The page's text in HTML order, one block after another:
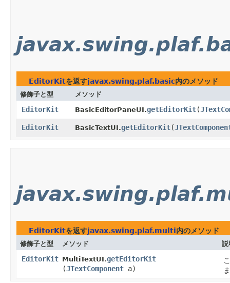
EditorKitを返すjavax.swing.plaf.basic内のメソッド
修飾子と型 メソッド
EditorKit BasicEditorPaneUI.getEditorKit​(
EditorKit BasicTextUI.getEditorKit​(
EditorKitを返すjavax.swing.plaf.multi内のメソッド
修飾子と型 メソッド 説
EditorKit MultiTextUI.getEditorKit
(JTextComponent a)